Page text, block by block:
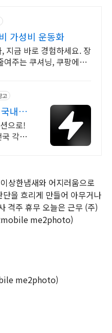
가성비 운동화
지금 바로 경험하세요. 장
여주는 쿠셔닝, 쿠팡에서
고
내
으로!
각지
상한냄새와 어지러움으로
을 흐리게 만들어 아무거나
격주 휴무 오늘은 근무 (주)
me2photo)
me2photo)